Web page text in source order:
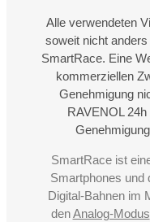
Alle verwendeten
soweit nicht
SmartRace. Eine
kommerziellen
Genehmigung
RAVENOL
SmartRace ist
Smartphones und
Digital-Bahnen im
denAnalog-Modus